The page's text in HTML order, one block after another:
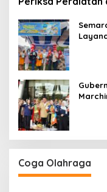
Coga Olahraga